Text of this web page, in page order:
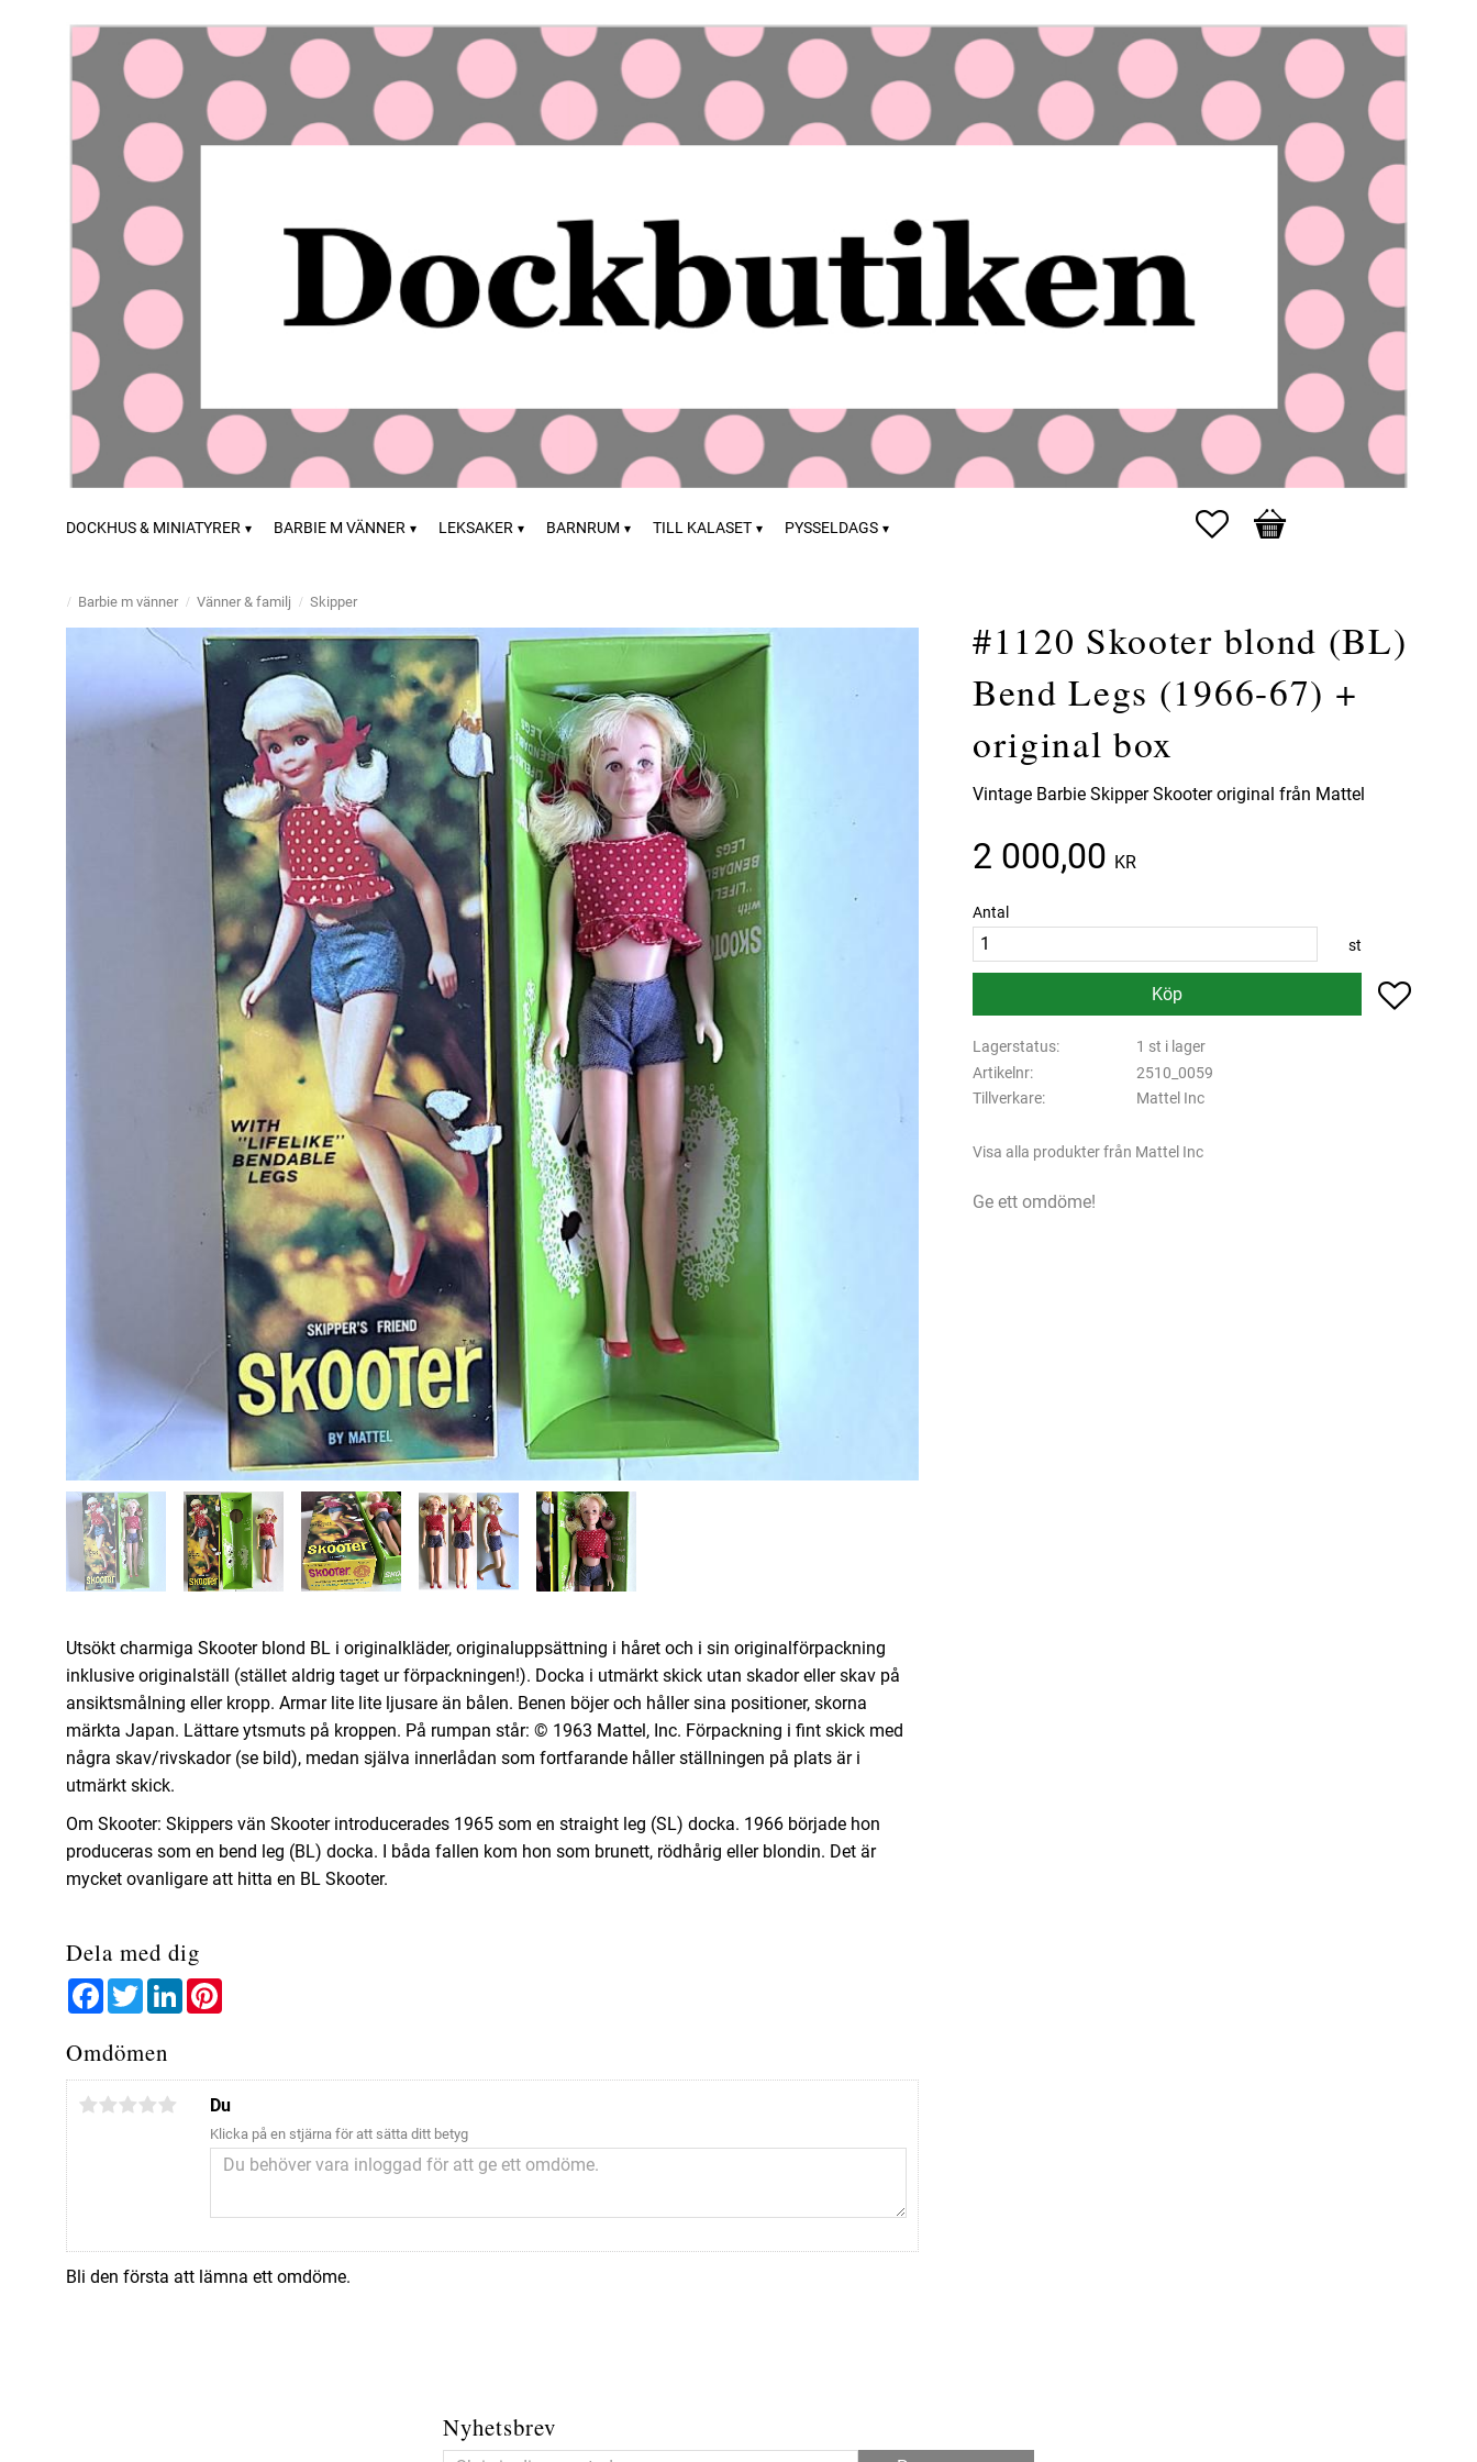
DOCKHUS & MINIATYRER BARBIE M VÄNNER LEKSAKER BARNRUM TILL KALASET PYSSELDAGS Favoriter
Kundvagn
Barbie m vänner Vänner & familj Skipper
#1120 Skooter blond (BL)
Bend Legs (1966-67) +
original box
Vintage Barbie Skipper Skooter original från Mattel
2 000,00 KR
Antal
st
Köp Lägg till
Lagerstatus
1 st i lager
Artikelnr
2510_0059
Tillverkare
Mattel Inc
Visa alla produkter från Mattel Inc
Ge ett omdöme!
Utsökt charmiga Skooter blond BL i originalkläder, originaluppsättning i håret och i sin originalförpackning
inklusive originalställ (stället aldrig taget ur förpackningen!). Docka i utmärkt skick utan skador eller skav på
ansiktsmålning eller kropp. Armar lite lite ljusare än bålen. Benen böjer och håller sina positioner, skorna
märkta Japan. Lättare ytsmuts på kroppen. På rumpan står: © 1963 Mattel, Inc. Förpackning i fint skick med
några skav/rivskador (se bild), medan själva innerlådan som fortfarande håller ställningen på plats är i
utmärkt skick.
Om Skooter: Skippers vän Skooter introducerades 1965 som en straight leg (SL) docka. 1966 började hon
produceras som en bend leg (BL) docka. I båda fallen kom hon som brunett, rödhårig eller blondin. Det är
mycket ovanligare att hitta en BL Skooter.
Dela med dig
FacebookTwitterLinkedIn
Omdömen
Du
Klicka på en stjärna för att sätta ditt betyg
Bli den första att lämna ett omdöme.
Nyhetsbrev